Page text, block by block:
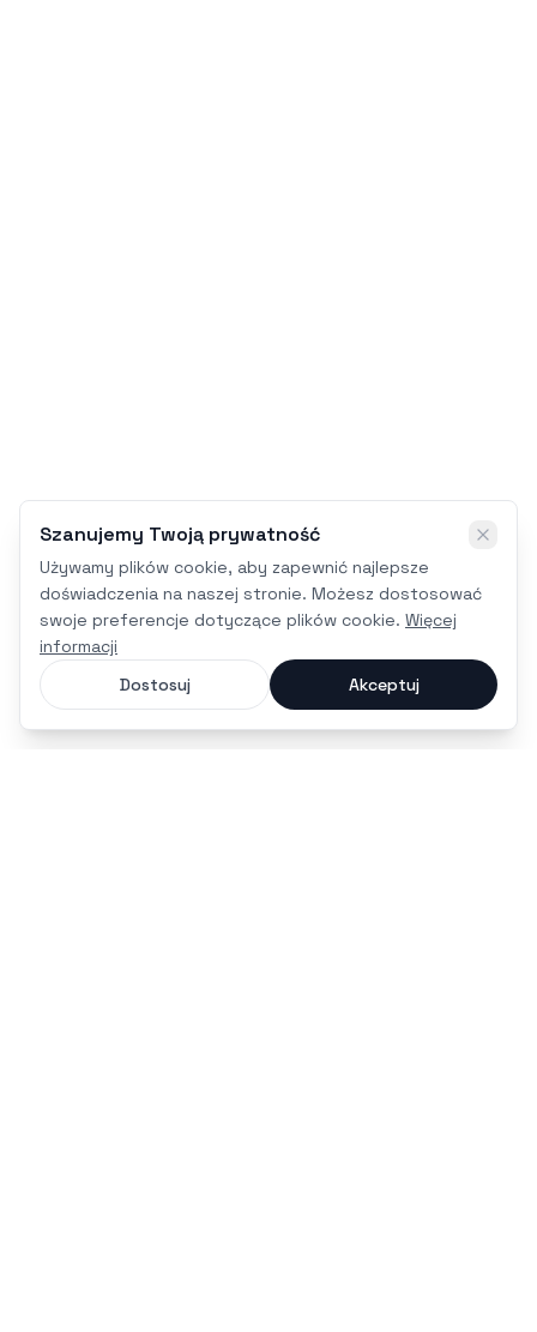
Szanujemy Twoją prywatność
Używamy plików cookie, aby zapewnić najlepsze
doświadczenia na naszej stronie. Możesz dostosować
swoje preferencje dotyczące plików cookie. Więcej
informacji
Dostosuj
Akceptuj